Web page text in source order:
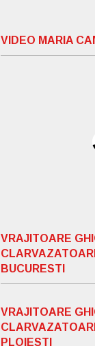
VIDEO MARIA
VRAJITOARE
BUCURESTI
VRAJITOARE
PLOIESTI